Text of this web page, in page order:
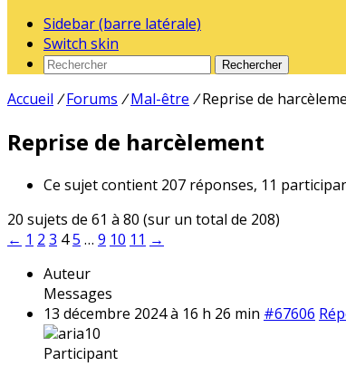
Sidebar (barre latérale)
Switch skin
Rechercher
Accueil / Forums / Mal-être / Reprise de
Reprise de harcèlement
Ce sujet contient 207 réponses, 11
20 sujets de 61 à 80 (sur un total de 208)
← 1 2 3 45 … 9 10 11 →
Auteur
Messages
13 décembre 2024 à 16 h 26 min #67606
aria10
Participant